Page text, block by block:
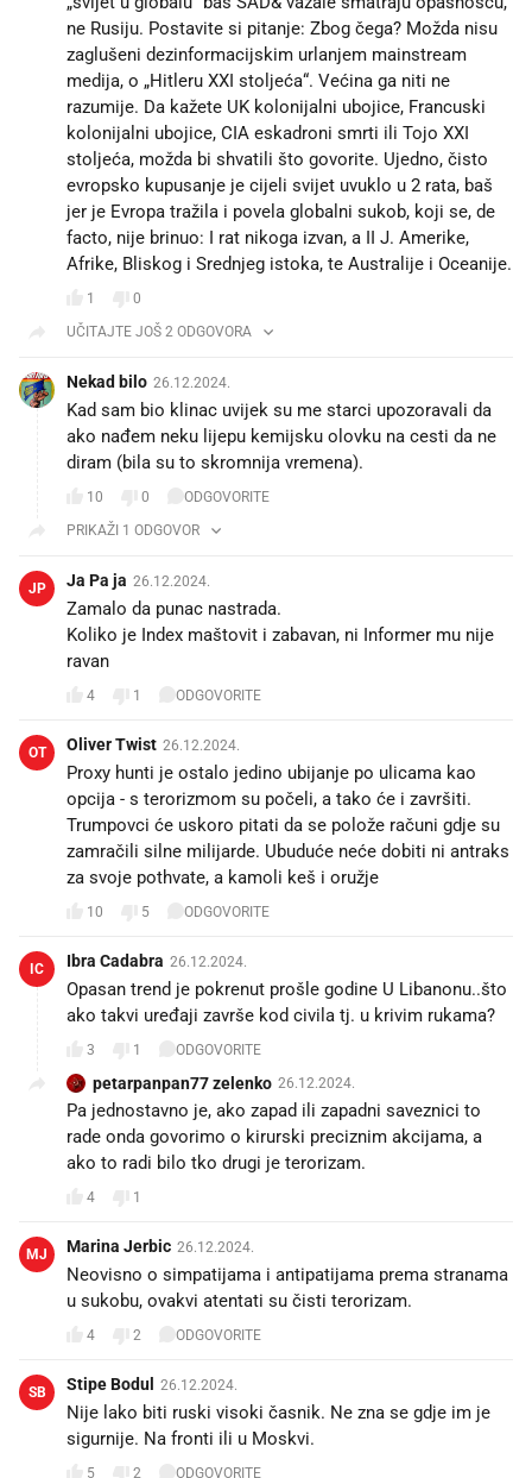
ne Rusiju. Postavite si pitanje: Zbog čega? Možda nisu
zaglušeni dezinformacijskim urlanjem mainstream
medija, o „Hitleru XXI stoljeća“. Većina ga niti ne
razumije. Da kažete UK kolonijalni ubojice, Francuski
kolonijalni ubojice, CIA eskadroni smrti ili Tojo XXI
stoljeća, možda bi shvatili što govorite. Ujedno, čisto
evropsko kupusanje je cijeli svijet uvuklo u 2 rata, baš
jer je Evropa tražila i povela globalni sukob, koji se, de
facto, nije brinuo: I rat nikoga izvan, a II J. Amerike,
Afrike, Bliskog i Srednjeg istoka, te Australije i Oceanije.
1
0
UČITAJTE JOŠ 2 ODGOVORA
Nekad bilo 26.12.2024.
Kad sam bio klinac uvijek su me starci upozoravali da
ako nađem neku lijepu kemijsku olovku na cesti da ne
diram (bila su to skromnija vremena).
10 0
ODGOVORITE
PRIKAŽI 1 ODGOVOR
JP Ja Pa ja 26.12.2024.
Zamalo da punac nastrada.
Koliko je Index maštovit i zabavan, ni Informer mu nije
ravan
4 1 ODGOVORITE
OT Oliver Twist 26.12.2024.
Proxy hunti je ostalo jedino ubijanje po ulicama kao
opcija - s terorizmom su počeli, a tako će i završiti.
Trumpovci će uskoro pitati da se polože računi gdje su
zamračili silne milijarde. Ubuduće neće dobiti ni antraks
za svoje pothvate, a kamoli keš i oružje
10 5 ODGOVORITE
IC Ibra Cadabra 26.12.2024.
Opasan trend je pokrenut prošle godine U Libanonu..što
ako takvi uređaji završe kod civila tj. u krivim rukama?
3 1 ODGOVORITE
petarpanpan77 zelenko 26.12.2024.
Pa jednostavno je, ako zapad ili zapadni saveznici to
rade onda govorimo o kirurski preciznim akcijama, a
ako to radi bilo tko drugi je terorizam.
4 1
MJ Marina Jerbic 26.12.2024.
Neovisno o simpatijama i antipatijama prema stranama
u sukobu, ovakvi atentati su čisti terorizam.
4 2 ODGOVORITE
SB Stipe Bodul 26.12.2024.
Nije lako biti ruski visoki časnik. Ne zna se gdje im je
sigurnije. Na fronti ili u Moskvi.
5 2 ODGOVORITE